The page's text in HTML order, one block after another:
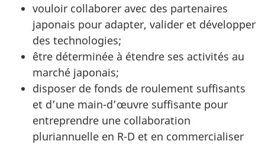
vouloir collaborer avec des partenaires
japonais pour adapter, valider et développer
des technologies;
être déterminée à étendre ses activités au
marché japonais;
disposer de fonds de roulement suffisants
et d’une main-d’œuvre suffisante pour
entreprendre une collaboration
pluriannuelle en R-D et en commercialiser